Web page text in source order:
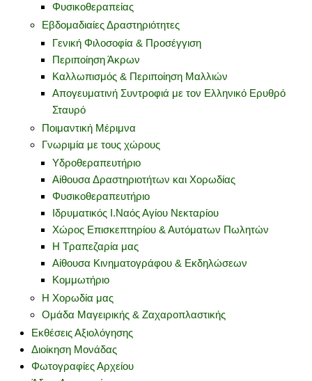
Φυσικοθεραπείας
Εβδομαδιαίες Δραστηριότητες
Γενική Φιλοσοφία & Προσέγγιση
Περιποίηση Άκρων
Καλλωπισμός & Περιποίηση Μαλλιών
Απογευματινή Συντροφιά με τον Ελληνικό Ερυθρό
Σταυρό
Ποιμαντική Μέριμνα
Γνωριμία με τους χώρους
Υδροθεραπευτήριο
Αίθουσα Δραστηριοτήτων και Χορωδίας
Φυσικοθεραπευτήριο
Ιδρυματικός Ι.Ναός Αγίου Νεκταρίου
Χώρος Επισκεπτηρίου & Αυτόματων Πωλητών
Η Τραπεζαρία μας
Αίθουσα Κινηματογράφου & Εκδηλώσεων
Κομμωτήριο
Η Χορωδία μας
Ομάδα Μαγειρικής & Ζαχαροπλαστικής
Εκθέσεις Αξιολόγησης
Διοίκηση Μονάδας
Φωτογραφίες Αρχείου